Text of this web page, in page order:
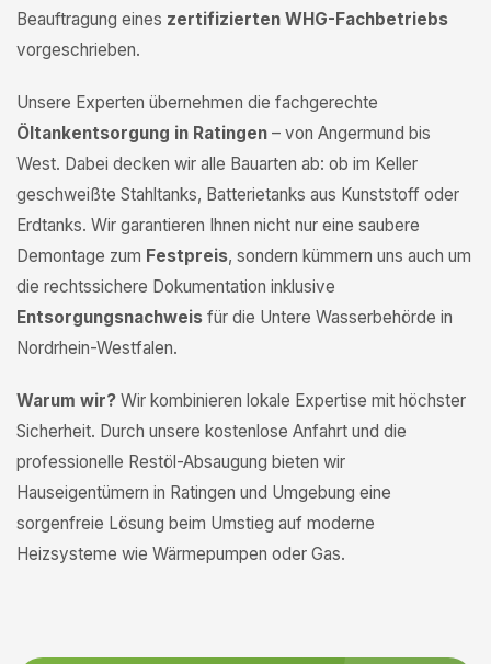
Beauftragung eines zertifizierten WHG-Fachbetriebs
vorgeschrieben.
Unsere Experten übernehmen die fachgerechte
Öltankentsorgung in Ratingen – von Angermund bis
West. Dabei decken wir alle Bauarten ab: ob im Keller
geschweißte Stahltanks, Batterietanks aus Kunststoff oder
Erdtanks. Wir garantieren Ihnen nicht nur eine saubere
Demontage zum Festpreis, sondern kümmern uns auch um
die rechtssichere Dokumentation inklusive
Entsorgungsnachweis für die Untere Wasserbehörde in
Nordrhein-Westfalen.
Warum wir? Wir kombinieren lokale Expertise mit höchster
Sicherheit. Durch unsere kostenlose Anfahrt und die
professionelle Restöl-Absaugung bieten wir
Hauseigentümern in Ratingen und Umgebung eine
sorgenfreie Lösung beim Umstieg auf moderne
Heizsysteme wie Wärmepumpen oder Gas.